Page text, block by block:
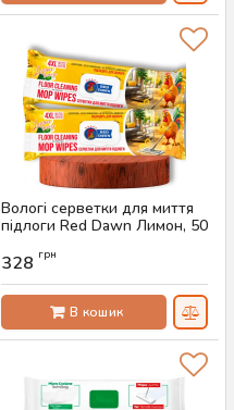
Вологі серветки для миття
підлоги Red Dawn Лимон, 50
Артикул:
328 грн
В кошик